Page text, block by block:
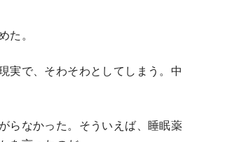
。
実で、そわそわとしてしまう。中
らなかった。そういえば、睡眠薬